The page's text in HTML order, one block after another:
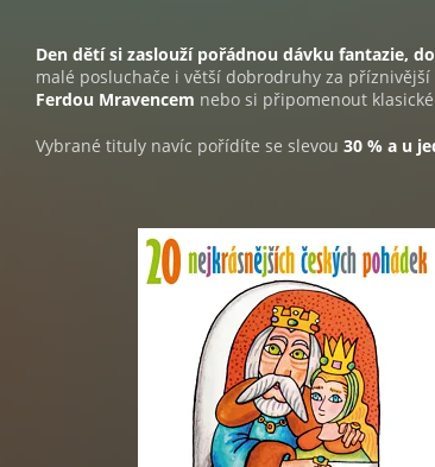
Den dětí si zaslouží pořádnou dávku fantazie,
malé posluchače i větší dobrodruhy za příznivější
Ferdou Mravencem nebo si připomenout
Vybrané tituly navíc pořídíte se slevou 30 % a u